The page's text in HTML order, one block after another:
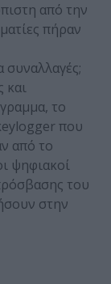
από την
πήραν
συναλλαγές;
και
το
που
από το
ψηφιακοί
του
στην